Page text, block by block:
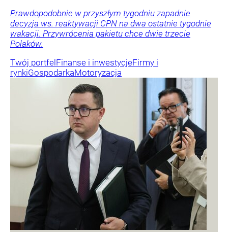
Prawdopodobnie w przyszłym tygodniu zapadnie
decyzja ws. reaktywacji CPN na dwa ostatnie tygodnie
wakacji. Przywrócenia pakietu chce dwie trzecie
Polaków.
Twój portfelFinanse i inwestycjeFirmy i
rynkiGospodarkaMotoryzacja